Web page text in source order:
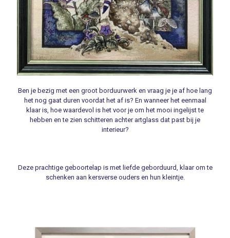
Ben je bezig met een groot borduurwerk en vraag je je af hoe lang
het nog gaat duren voordat het af is? En wanneer het eenmaal
klaar is, hoe waardevol is het voor je om het mooi ingelijst te
hebben en te zien schitteren achter artglass dat past bij je
interieur?
Deze prachtige geboortelap is met liefde geborduurd, klaar om te
schenken aan kersverse ouders en hun kleintje.